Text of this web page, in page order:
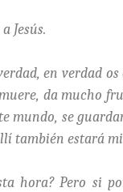
Jesús.
en verdad os
da mucho
mundo, se
también estará
hora? Pero si